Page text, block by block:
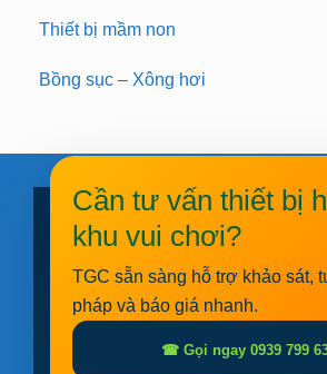
Thiết bị mầm non
Bồng sục – Xông hơi
Cần tư vấn thiết bị
khu vui chơi?
TGC sẵn sàng hỗ trợ khảo sát,
pháp và báo giá nhanh.
☎ Gọi ngay 0939 799